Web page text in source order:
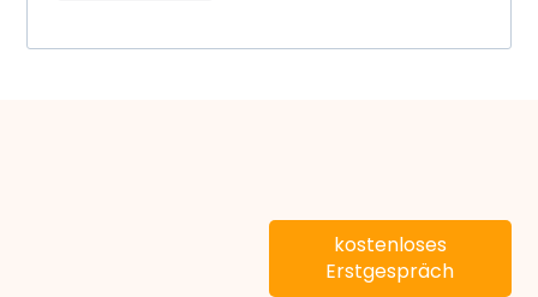
kostenloses
Erstgespräch